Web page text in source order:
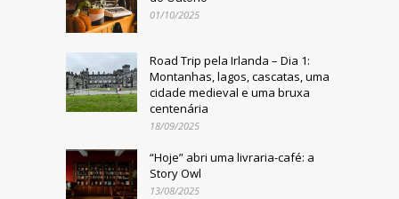
01/10/2025
Road Trip pela Irlanda – Dia 1:
Montanhas, lagos, cascatas, uma
cidade medieval e uma bruxa
centenária
18/09/2025
“Hoje” abri uma livraria-café: a
Story Owl
13/08/2025